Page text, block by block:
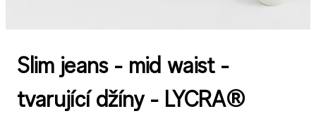
Slim jeans - mid waist -
tvarující džíny - LYCRA®